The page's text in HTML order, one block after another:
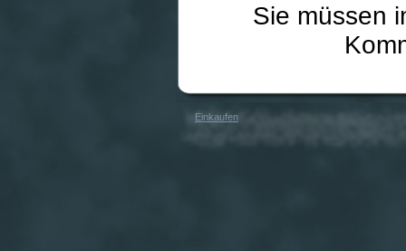
Sie müssen
Einkaufen